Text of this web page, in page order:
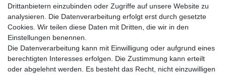
Drittanbietern einzubinden oder Zugriffe auf unsere Website zu
analysieren. Die Datenverarbeitung erfolgt erst durch gesetzte
Cookies. Wir teilen diese Daten mit Dritten, die wir in den
Einstellungen benennen.
Die Datenverarbeitung kann mit Einwilligung oder aufgrund eines
berechtigten Interesses erfolgen. Die Zustimmung kann erteilt
oder abgelehnt werden. Es besteht das Recht, nicht einzuwilligen